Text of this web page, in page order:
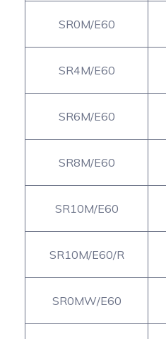
SR0M/E60
SR4M/E60
SR6M/E60
SR8M/E60
SR10M/E60
SR10M/E60/R
SR0MW/E60